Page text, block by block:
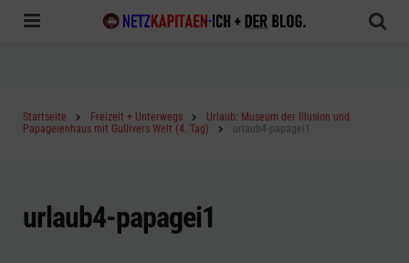
Startseite Freizeit + Unterwegs
Urlaub: Museum der Illusion und
Papageienhaus mit Gullivers Welt (4. Tag)
urlaub4-papagei1
urlaub4-papagei1